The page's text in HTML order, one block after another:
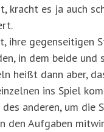
kracht es ja auch
ihre gegenseitigen
in dem beide
heißt dann aber,
ins Spiel
anderen, um die
den Aufgaben